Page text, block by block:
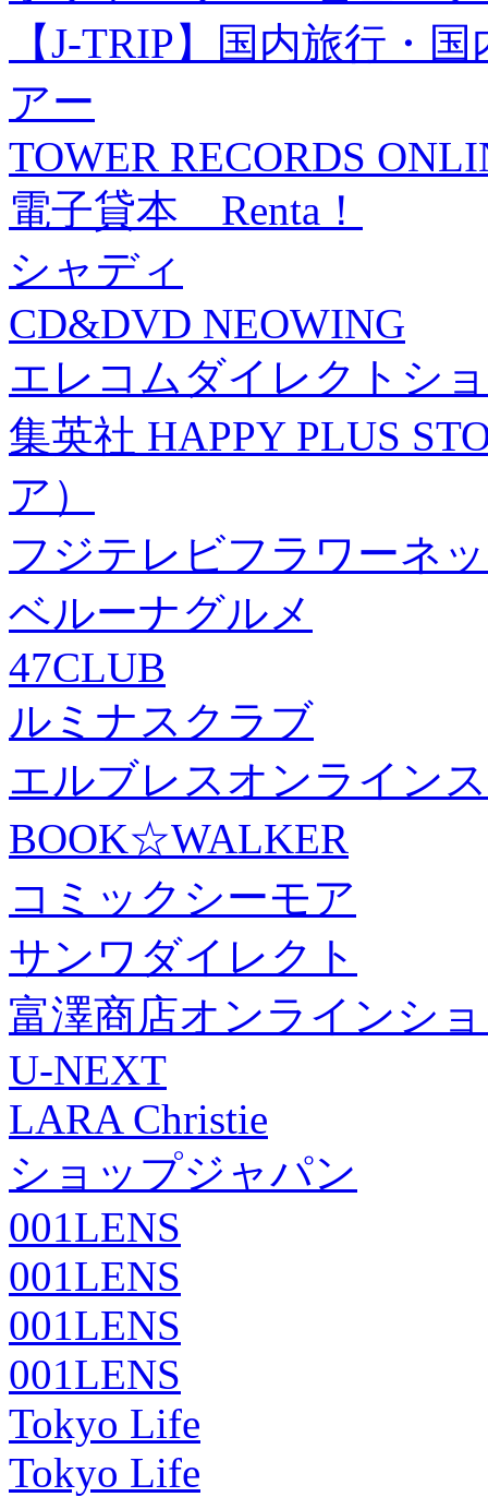
【J-TRIP】国内旅行・
アー
TOWER RECORDS
電子貸本 Renta！
シャディ
CD&DVD NEOWING
エレコムダイレクトシ
集英社 HAPPY PLUS
ア）
フジテレビフラワーネ
ベルーナグルメ
47CLUB
ルミナスクラブ
エルブレスオンライン
BOOK☆WALKER
コミックシーモア
サンワダイレクト
富澤商店オンラインシ
U-NEXT
LARA Christie
ショップジャパン
001LENS
001LENS
001LENS
001LENS
Tokyo Life
Tokyo Life